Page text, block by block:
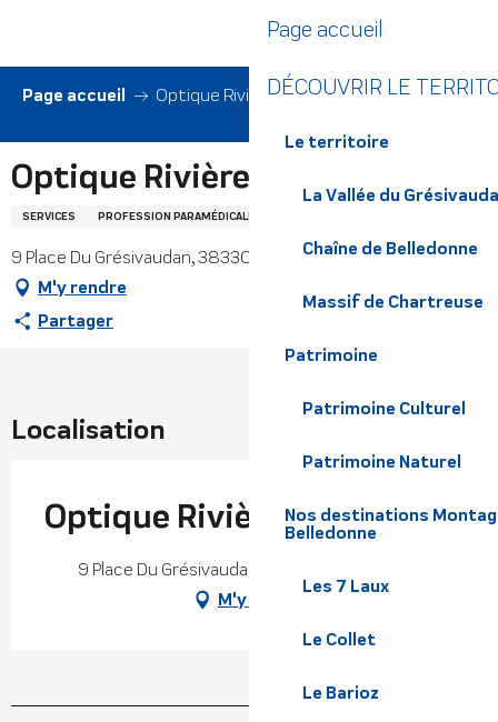
contenu
principal
Page accueil
DÉCOUVRIR LE
Le territoire
La Vallée du
Chaîne de Belledonne
Massif de Chartreuse
Patrimoine
Patrimoine Culturel
Patrimoine Naturel
Nos destinations
Belledonne
Les 7 Laux
Le Collet
Le Barioz
Page accueil Optique Rivière
Optique Rivière
SERVICES PROFESSION PARAMÉDICALE
9 Place Du Grésivaudan, 38330 Saint-Ismier
M'y rendre
Partager
Localisation
Optique Rivière
9 Place Du Grésivaudan, 38330 Saint-Ismier
M'y rendre